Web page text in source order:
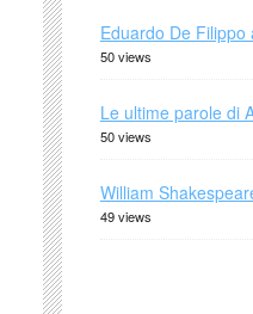
Eduardo De
50 views
Le ultime parole di
50 views
William
49 views